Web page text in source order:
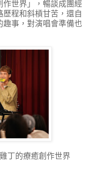
世界」，暢談成團經
程和斜槓甘苦，還自
趣事，對演唱會準備也
丁的療癒創作世界